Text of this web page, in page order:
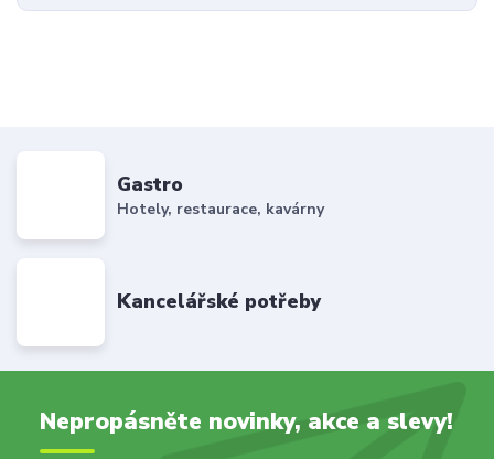
Gastro
Hotely, restaurace, kavárny
Kancelářské potřeby
Nepropásněte novinky, akce a slevy!